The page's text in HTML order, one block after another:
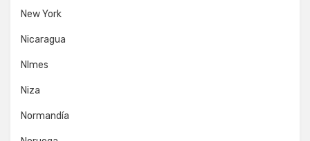
New York
Nicaragua
NImes
Niza
Normandía